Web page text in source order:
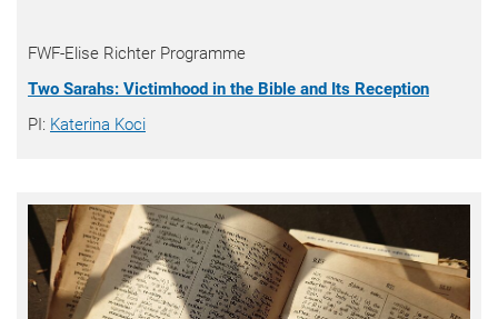
FWF-Elise Richter Programme
Two Sarahs: Victimhood in the Bible and Its Reception
PI: Katerina Koci